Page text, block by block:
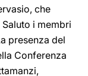
che
i membri
presenza del
Conferenza